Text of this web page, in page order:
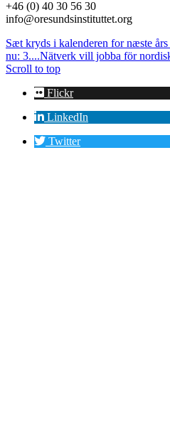
+46 (0) 40 30 56 30
info@oresundsinstituttet.org
Sæt kryds i kalenderen for næste
nu: 3....Nätverk vill jobba för
Scroll to top
Flickr
LinkedIn
Twitter